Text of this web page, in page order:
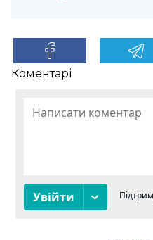
Коментарі